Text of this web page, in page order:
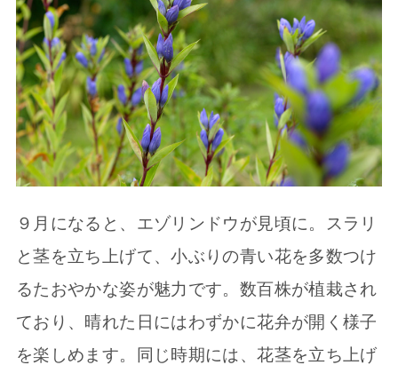
９月になると、エゾリンドウが見頃に。スラリ
と茎を立ち上げて、小ぶりの青い花を多数つけ
るたおやかな姿が魅力です。数百株が植栽され
ており、晴れた日にはわずかに花弁が開く様子
を楽しめます。同じ時期には、花茎を立ち上げ